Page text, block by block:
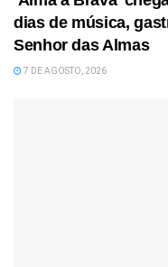
dias de música,
Senhor das Almas
7 DE AGOSTO, 2026